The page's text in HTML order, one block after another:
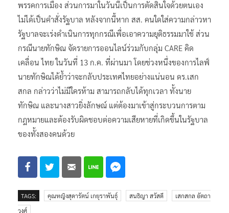
พรรคการเมือง ส่วนการมาในวันนี้เป็นการตัดสินใจด้วยตนเอง
ไม่ได้เป็นคำสั่งรัฐบาล หลังจากนี้หาก สส. คนใดใส่ความกล่าวหา
รัฐบาลจะเร่งดำเนินการทุกกรณีเพื่อเอาความยุติธรรมมาใช้ ส่วน
กรณีนายทักษิณ จัดรายการออนไลน์ร่วมกับกลุ่ม CARE คิด
เคลื่อน ไทย ในวันที่ 13 ก.ค. ที่ผ่านมา โดยช่วงหนึ่งของการไลฟ์
นายทักษิณได้ย้ำว่าจะกลับประเทศไทยอย่างแน่นอน ดร.เสก
สกล กล่าวว่าไม่มีใครห้าม สามารถกลับได้ทุกเวลา ทั้งนาย
ทักษิณ และนางสาวยิ่งลักษณ์ แต่ต้องมาเข้าสู่กระบวนการตาม
กฎหมายและต้องรับผิดชอบต่อความเสียหายที่เกิดขึ้นในรัฐบาล
ของทั้งสองคนด้วย
TAGS: คุณหญิงสุดารัตน์ เกยุราพันธุ์ สนธิญา สวัสดี
เสกสกล อัตถา
วงศ์